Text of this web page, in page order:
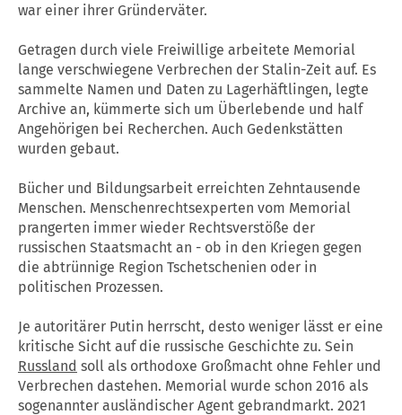
war einer ihrer Gründerväter.
Getragen durch viele Freiwillige arbeitete Memorial
lange verschwiegene Verbrechen der Stalin-Zeit auf. Es
sammelte Namen und Daten zu Lagerhäftlingen, legte
Archive an, kümmerte sich um Überlebende und half
Angehörigen bei Recherchen. Auch Gedenkstätten
wurden gebaut.
Bücher und Bildungsarbeit erreichten Zehntausende
Menschen. Menschenrechtsexperten vom Memorial
prangerten immer wieder Rechtsverstöße der
russischen Staatsmacht an - ob in den Kriegen gegen
die abtrünnige Region Tschetschenien oder in
politischen Prozessen.
Je autoritärer Putin herrscht, desto weniger lässt er eine
kritische Sicht auf die russische Geschichte zu. Sein
Russland soll als orthodoxe Großmacht ohne Fehler und
Verbrechen dastehen. Memorial wurde schon 2016 als
sogenannter ausländischer Agent gebrandmarkt. 2021